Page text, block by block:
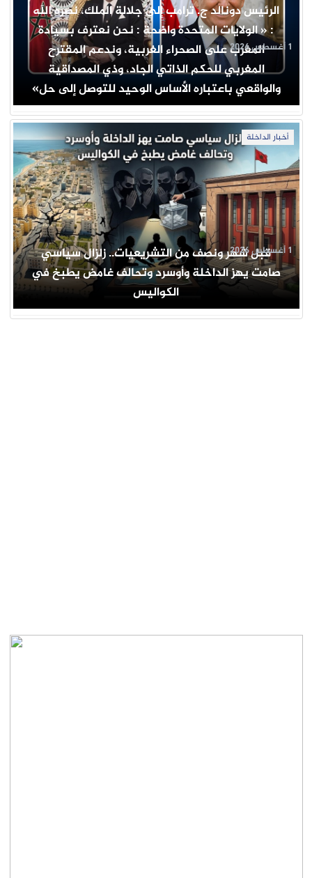
الرئيس دونالد ج. ترامب إلى جلالة الملك، نصره الله
: « الولايات المتحدة واضحة : نحن نعترف بسيادة
المغرب على الصحراء الغربية، وندعم المقترح
المغربي للحكم الذاتي الجاد، وذي المصداقية
والواقعي باعتباره الأساس الوحيد للتوصل إلى حل»
1 أغسطس 2026
أخبار الداخلة
قبل شهر ونصف من التشريعيات.. زلزال سياسي
صامت يهز الداخلة وأوسرد وتحالف غامض يطبخ في
الكواليس
1 أغسطس 2026